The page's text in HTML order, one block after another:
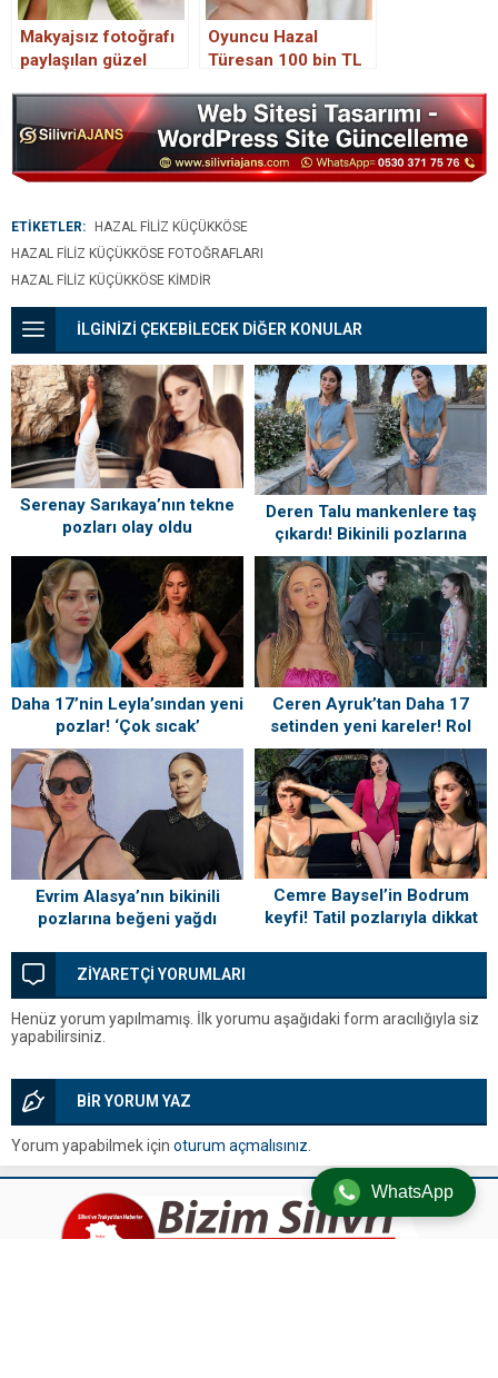
Makyajsız fotoğrafı
paylaşılan güzel
Küçükköse’ye
destek yağdı
Oyuncu Hazal
Türesan 100 bin TL
ETİKETLER:
HAZAL FILIZ KÜÇÜKKÖSE
HAZAL FILIZ KÜÇÜKKÖSE FOTOĞRAFLARI
HAZAL FILIZ KÜÇÜKKÖSE KIMDIR
İLGİNİZİ ÇEKEBİLECEK DİĞER KONULAR
Serenay Sarıkaya’nın tekne
pozları olay oldu
Deren Talu mankenlere taş
çıkardı! Bikinili pozlarına
beğeni yağmuru
Daha 17’nin Leyla’sından yeni
pozlar! ‘Çok sıcak’
Ceren Ayruk’tan Daha 17
setinden yeni kareler! Rol
arkadaşından yorum
gecikmedi
Evrim Alasya’nın bikinili
pozlarına beğeni yağdı
Cemre Baysel’in Bodrum
keyfi! Tatil pozlarıyla dikkat
ZİYARETÇİ YORUMLARI
Henüz yorum yapılmamış. İlk yorumu aşağıdaki form aracılığıyla siz
yapabilirsiniz.
BİR YORUM YAZ
Yorum yapabilmek için oturum açmalısınız.
WhatsApp